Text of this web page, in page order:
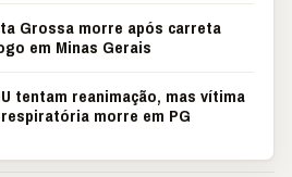
Grossa morre após carreta
em Minas Gerais
tentam reanimação, mas vítima
morre em PG